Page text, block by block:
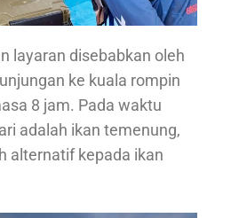
layaran disebabkan oleh
ke kuala rompin
8 jam. Pada waktu
adalah ikan temenung,
alternatif kepada ikan